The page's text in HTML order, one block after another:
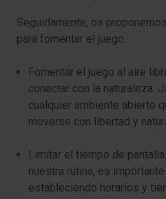
Seguidamente, os
para fomentar el juego:
Fomentar el juego al aire
conectar con la naturaleza.
cualquier ambiente abierto
moverse con libertad y
Limitar el tiempo de
nuestra rutina, es
estableciendo horarios y